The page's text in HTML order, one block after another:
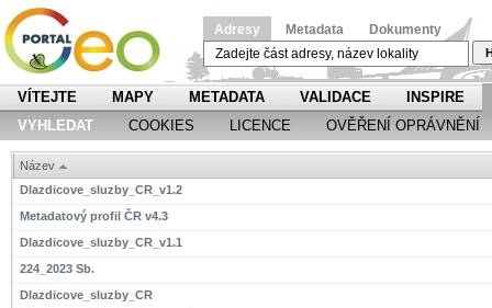
Adresy Metadata Dokumenty
VÍTEJTE MAPY METADATA VALIDACE
INSPIRE
VYHLEDAT
COOKIES LICENCE OVĚŘENÍ OPRÁVNĚNÍ
Název
Dlazdicove_sluzby_CR_v1.2
Metadatový profil ČR v4.3
Dlazdicove_sluzby_CR_v1.1
224_2023 Sb.
Dlazdicove_sluzby_CR